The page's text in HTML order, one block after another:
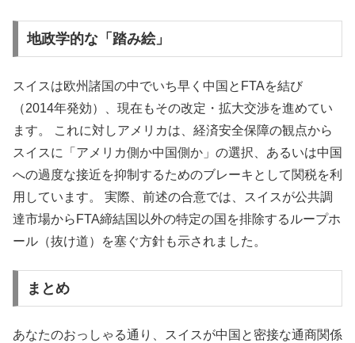
地政学的な「踏み絵」
スイスは欧州諸国の中でいち早く中国とFTAを結び
（2014年発効）、現在もその改定・拡大交渉を進めてい
ます。 これに対しアメリカは、経済安全保障の観点から
スイスに「アメリカ側か中国側か」の選択、あるいは中国
への過度な接近を抑制するためのブレーキとして関税を利
用しています。 実際、前述の合意では、スイスが公共調
達市場からFTA締結国以外の特定の国を排除するループホ
ール（抜け道）を塞ぐ方針も示されました。
まとめ
あなたのおっしゃる通り、スイスが中国と密接な通商関係